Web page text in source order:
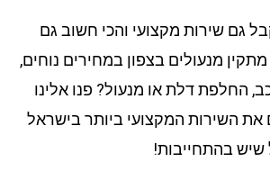
שירות מקצועי והכי חשוב גם
מנעולים בצפון במחירים נוחים,
דלת או מנעול? פנו אלינו
המקצועי ביותר בישראל
בהתחייבות!